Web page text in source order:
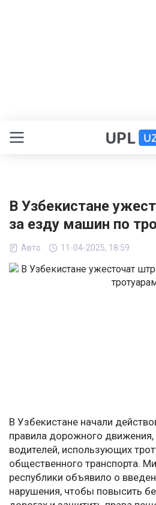
В Узбекистане
за езду машин по
Авто 11-04-2025, 18:59
В Узбекистане начали
правила дорожного
водителей, использующих
общественного транспорта.
республики объявило о
нарушения, чтобы повысить